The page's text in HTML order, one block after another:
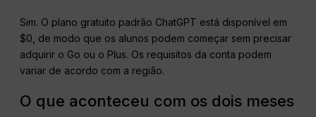
Sim. O plano gratuito padrão ChatGPT está disponível em
$0, de modo que os alunos podem começar sem precisar
adquirir o Go ou o Plus. Os requisitos da conta podem
variar de acordo com a região.
O que aconteceu com os dois meses